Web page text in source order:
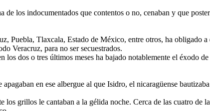
de los indocumentados que contentos o no, cenaban y que
Puebla, Tlaxcala, Estado de México, entre otros, ha obligado
Veracruz, para no ser secuestrados.
dos o tres últimos meses ha bajado notablemente el éxodo
en ese albergue al que Isidro, el nicaragüense
grillos le cantaban a la gélida noche. Cerca de las cuatro de